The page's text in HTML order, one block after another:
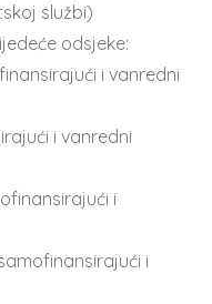
službi)
odsjeke:
i vanredni
i vanredni
i
i